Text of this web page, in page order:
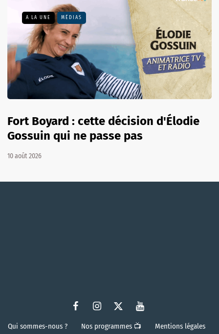
A LA UNE MÉDIAS
Fort Boyard : cette décision d'Élodie
Gossuin qui ne passe pas
10 août 2026
Qui sommes-nous ? Nos programmes 📺 Mentions légales